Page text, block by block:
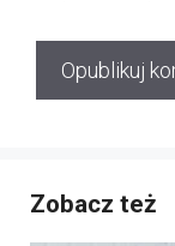
Zobacz też